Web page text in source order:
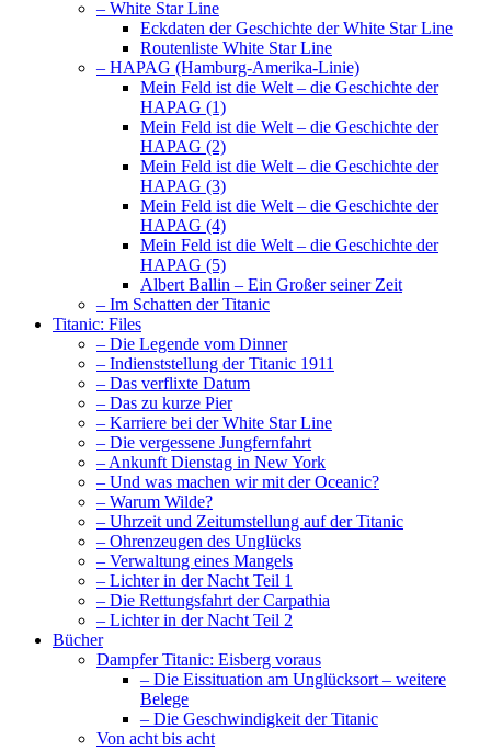
– White Star Line
Eckdaten der Geschichte der White Star Line
Routenliste White Star Line
– HAPAG (Hamburg-Amerika-Linie)
Mein Feld ist die Welt – die Geschichte der
HAPAG (1)
Mein Feld ist die Welt – die Geschichte der
HAPAG (2)
Mein Feld ist die Welt – die Geschichte der
HAPAG (3)
Mein Feld ist die Welt – die Geschichte der
HAPAG (4)
Mein Feld ist die Welt – die Geschichte der
HAPAG (5)
Albert Ballin – Ein Großer seiner Zeit
– Im Schatten der Titanic
Titanic: Files
– Die Legende vom Dinner
– Indienststellung der Titanic 1911
– Das verflixte Datum
– Das zu kurze Pier
– Karriere bei der White Star Line
– Die vergessene Jungfernfahrt
– Ankunft Dienstag in New York
– Und was machen wir mit der Oceanic?
– Warum Wilde?
– Uhrzeit und Zeitumstellung auf der Titanic
– Ohrenzeugen des Unglücks
– Verwaltung eines Mangels
– Lichter in der Nacht Teil 1
– Die Rettungsfahrt der Carpathia
– Lichter in der Nacht Teil 2
Bücher
Dampfer Titanic: Eisberg voraus
– Die Eissituation am Unglücksort – weitere
Belege
– Die Geschwindigkeit der Titanic
Von acht bis acht